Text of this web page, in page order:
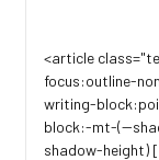
<article
focus:outline-
writing-
block:-mt-(--
shadow-